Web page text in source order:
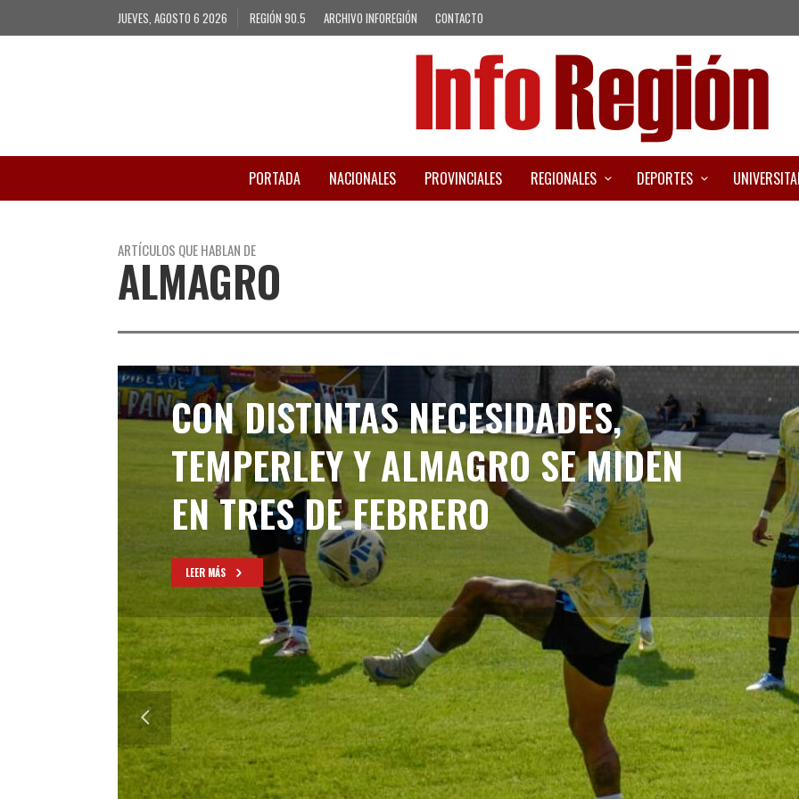
JUEVES, AGOSTO 6 2026 REGIÓN 90.5 ARCHIVO INFOREGIÓN CONTACTO
PORTADA NACIONALES PROVINCIALES REGIONALES DEPORTES
ARTÍCULOS QUE HABLAN DE
ALMAGRO
CON DISTINTAS NECESIDADES,
TEMPERLEY Y ALMAGRO SE MIDEN
EN TRES DE FEBRERO
LEER MÁS